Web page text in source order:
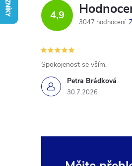
4,9
3047 hodnocení
Petra Brádková
30.7.2026
Spokojenost se vším.